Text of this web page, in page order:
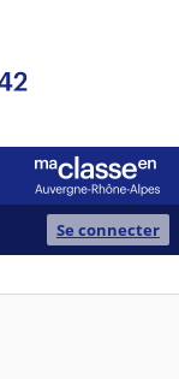
Se connecter